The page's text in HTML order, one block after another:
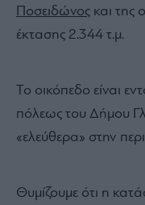
Ποσειδώνος και της
έκτασης 2.344 τ.μ.
Το οικόπεδο είναι
πόλεως του Δήμου
«ελεύθερα» στην
Θυμίζουμε ότι η